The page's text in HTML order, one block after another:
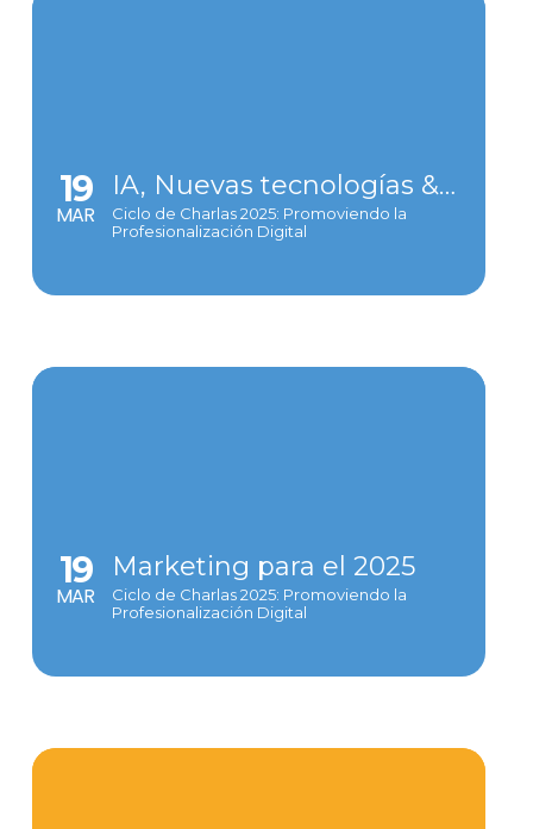
19
MAR
IA, Nuevas tecnologías & logística
Ciclo de Charlas 2025: Promoviendo la
Profesionalización Digital
19
MAR
Marketing para el 2025
Ciclo de Charlas 2025: Promoviendo la
Profesionalización Digital